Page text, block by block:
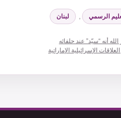
الرسمي , لبنان
أنه “سيّد” عند حلفائه
الإسرائيلية الإماراتية